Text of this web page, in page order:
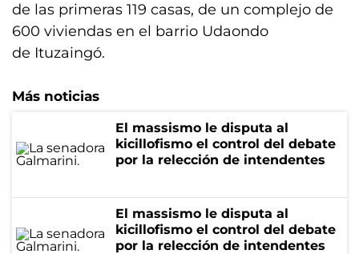
de las primeras 119 casas, de un complejo de
600 viviendas en el barrio Udaondo
de Ituzaingó.
Más noticias
El massismo le disputa al
kicillofismo el control del debate
por la relección de intendentes
El massismo le disputa al
kicillofismo el control del debate
por la relección de intendentes